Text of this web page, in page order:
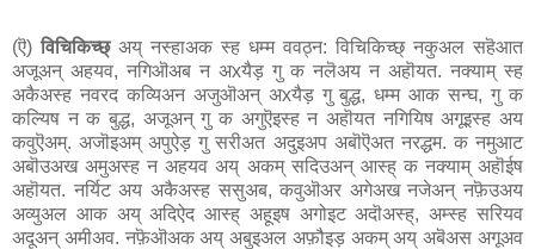
(ऎ)विचिकिच्छ्अय् नस्हाअक स्ह धम्म ववठ्न: विचिकिच्छ् नकुअल सहॆआत
अजूअन् अहयव, नगिऒअब न अxयैड़ गु क नलॆअय न अहॊयत. नक्याम् स्ह
अकैअस्ह नवरद कव्यिअन अजुऒअन् अxयैड़ गु बुद्ध, धम्म आक सन्घ, गु क
कल्यिष न क बुद्ध, अजूअन् गु क अगुऎइस्ह न अहॊयत नगियिष अगूइस्ह अय
कवुऎअम्. अजॊइअम् अपुऐड़ गु सरीअत अदुइअप अबॊऎअत नरद्धम. क नमुआट
अबॊउअख अमुअस्ह न अहयव अय् अकम् सदिउअन् आस्ह् क नक्याम् अहॊईष
अहॊयत. नर्यिट अय अकैअस्ह ससुअब, कवुऒअर अगेअख नजेअन् नफ़ॆउअय
अव्युअल आक अय् अदिऐद आस्ह् अहूइष अगोइट अदॊअस्ह्, अम्स्ह सरियव
अदूअन् अमीअव. नफ़ॆऒअक अय् अबुइअल अफ़ौइड़ अकम् अय् अबॆअस अगूअव